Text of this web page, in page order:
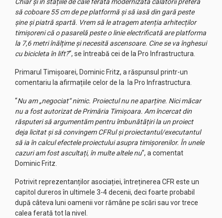
să coboare 55 cm de pe platformă și să iasă din gară peste
șine și piatră spartă. Vrem să le atragem atenția arhitecților
timișoreni că o pasarelă peste o linie electrificată are platforma
la 7,6 metri înălțime și necesită ascensoare. Cine se va înghesui
cu bicicleta în lift?“, se întreabă cei de la Pro Infrastructura.
Primarul Timișoarei, Dominic Fritz, a răspunsul printr-un
comentariu la afirmațiile celor de la la Pro Infrastructura.
“Nu am „negociat“ nimic. Proiectul nu ne aparține. Nici măcar
nu a fost autorizat de Primăria Timișoara. Am încercat din
răsputeri să argumentăm pentru îmbunătățiri la un proiect
deja licitat și să convingem CFRul și proiectantul/executantul
să ia în calcul efectele proiectului asupra timișorenilor. În unele
cazuri am fost ascultați, în multe altele nu“, a comentat
Dominic Fritz.
Potrivit reprezentanților asociației, întreținerea CFR este un
capitol dureros în ultimele 3-4 decenii, deci foarte probabil
după câteva luni oamenii vor rămâne pe scări sau vor trece
calea ferată tot la nivel.